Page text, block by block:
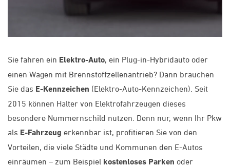
Sie fahren ein Elektro-Auto, ein Plug-in-Hybridauto oder
einen Wagen mit Brennstoffzellenantrieb? Dann brauchen
Sie das E-Kennzeichen (Elektro-Auto-Kennzeichen). Seit
2015 können Halter von Elektrofahrzeugen dieses
besondere Nummernschild nutzen. Denn nur, wenn Ihr Pkw
als E-Fahrzeug erkennbar ist, profitieren Sie von den
Vorteilen, die viele Städte und Kommunen den E-Autos
einräumen – zum Beispiel kostenloses Parken oder